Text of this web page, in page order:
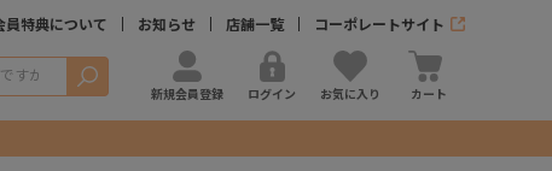
員特典について お知らせ 店舗一覧 コーポレートサイト
検索
新規会員登録 ログイン お気に入り カート